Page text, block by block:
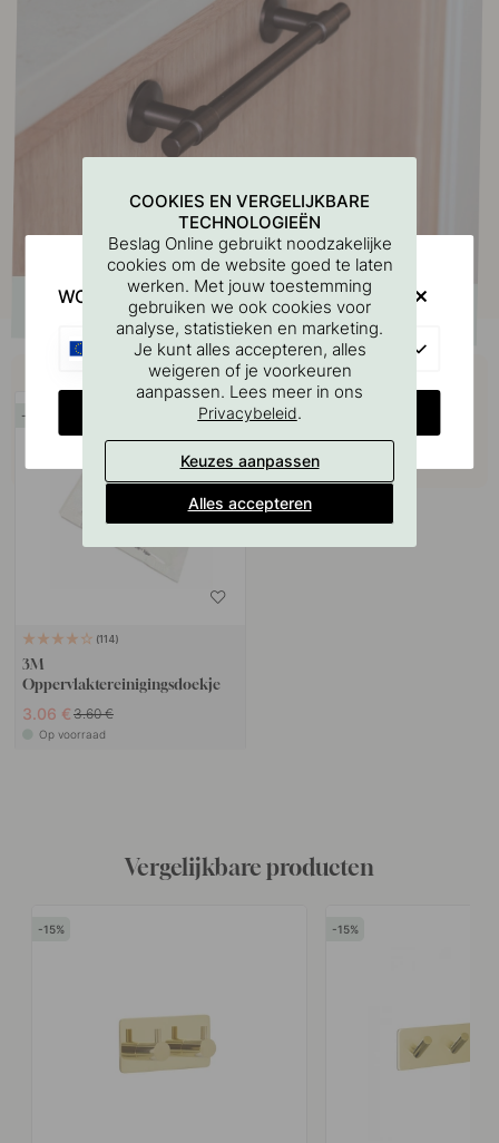
Koop samen met
114
3M
Oppervlaktereinigingsdoekje
3.06 € 3.60 €
Op voorraad
Vergelijkbare producten
15 15
COOKIES EN VERGELIJKBARE
TECHNOLOGIEËN
Beslag Online gebruikt noodzakelijke
cookies om de website goed te laten
werken. Met jouw toestemming
gebruiken we ook cookies voor
analyse, statistieken en marketing.
Je kunt alles accepteren, alles
weigeren of je voorkeuren
aanpassen. Lees meer in ons
Privacybeleid.
Keuzes aanpassen
Alles accepteren
WOULD YOU RATHER VISIT?
CHANGE COUNTRY